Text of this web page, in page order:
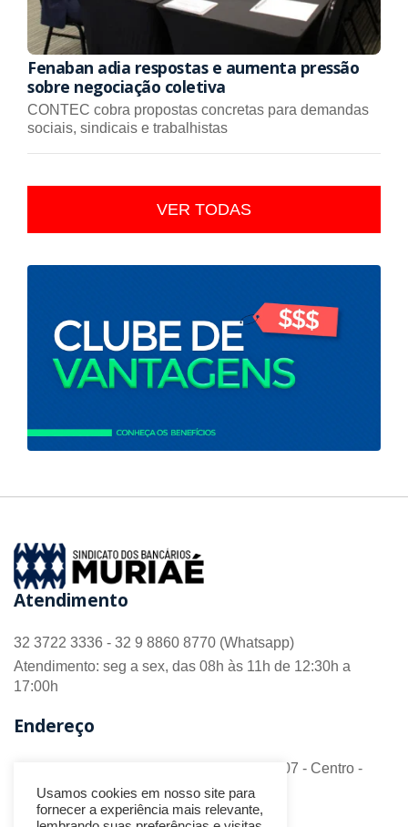
Fenaban adia respostas e aumenta pressão
sobre negociação coletiva
CONTEC cobra propostas concretas para demandas
sociais, sindicais e trabalhistas
VER TODAS
Atendimento
32 3722 3336 - 32 9 8860 8770 (Whatsapp)
Atendimento: seg a sex, das 08h às 11h de 12:30h a
17:00h
Endereço
R. Barão do Monte Alto nº 70 - Sala 306/307 - Centro -
CEP 36.880-018 - Muriaé/MG
Usamos cookies em nosso site para
fornecer a experiência mais relevante,